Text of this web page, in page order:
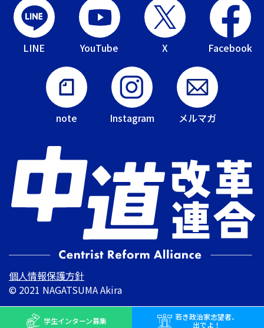
LINE YouTube X Facebook
note Instagram メルマガ
個人情報保護方針
© 2021 NAGATSUMA Akira
学生インターン募集 若き政治家志望者、
出でよ！